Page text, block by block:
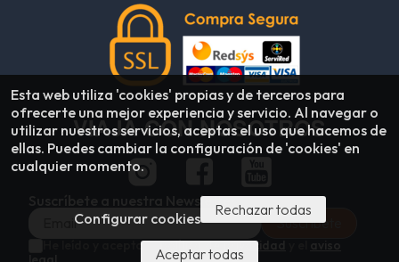
VIAJA CON NOSOTROS
Suscríbete a nuestra Newsletter
He leído y acepto lapolítica de privacidad
Esta web utiliza 'cookies' propias y de terceros para
ofrecerte una mejor experiencia y servicio. Al navegar o
utilizar nuestros servicios, aceptas el uso que hacemos de
ellas. Puedes cambiar la configuración de 'cookies' en
cualquier momento.
Configurar cookies Rechazar todas
Aceptar todas